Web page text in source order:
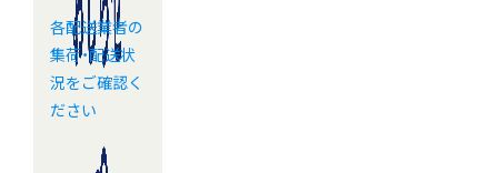
各配送業者の
集荷・配送状
況をご確認く
ださい